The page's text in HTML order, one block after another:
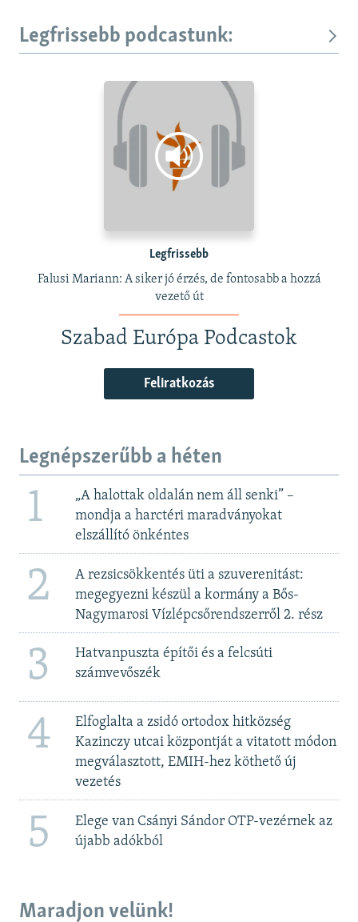
Legfrissebb podcastunk:
Legfrissebb
Falusi Mariann: A siker jó érzés, de fontosabb a hozzá
vezető út
Szabad Európa Podcastok
Feliratkozás
Legnépszerűbb a héten
1
„A halottak oldalán nem áll senki” –
mondja a harctéri maradványokat
elszállító önkéntes
2
A rezsicsökkentés üti a szuverenitást:
megegyezni készül a kormány a Bős-
Nagymarosi Vízlépcsőrendszerről 2. rész
3
Hatvanpuszta építői és a felcsúti
számvevőszék
4
Elfoglalta a zsidó ortodox hitközség
Kazinczy utcai központját a vitatott módon
megválasztott, EMIH-hez köthető új
vezetés
5
Elege van Csányi Sándor OTP-vezérnek az
újabb adókból
Maradjon velünk!